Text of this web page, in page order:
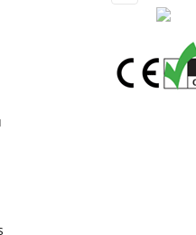
Previous